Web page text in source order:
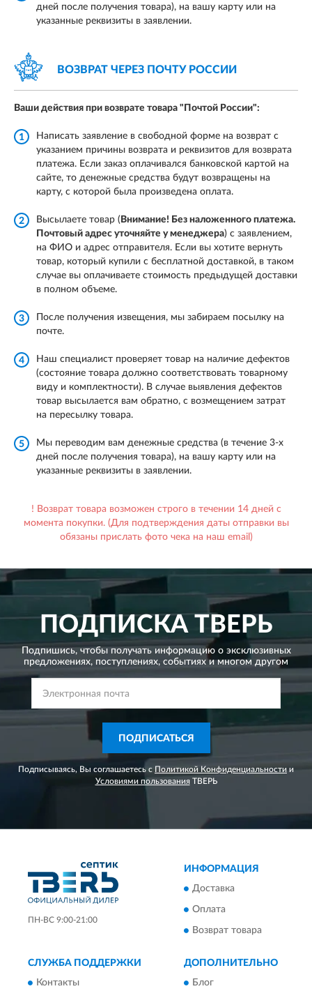
дней после получения товара), на вашу карту или на
указанные реквизиты в заявлении.
ВОЗВРАТ ЧЕРЕЗ ПОЧТУ РОССИИ
Ваши действия при возврате товара "Почтой России":
1
Написать заявление в свободной форме на возврат с
указанием причины возврата и реквизитов для возврата
платежа. Если заказ оплачивался банковской картой на
сайте, то денежные средства будут возвращены на
карту, с которой была произведена оплата.
2 Высылаете товар ( Внимание! Без наложенного платежа.
Почтовый адрес уточняйте у менеджера) с заявлением,
на ФИО и адрес отправителя. Если вы хотите вернуть
товар, который купили с бесплатной доставкой, в таком
случае вы оплачиваете стоимость предыдущей доставки
в полном объеме.
3
После получения извещения, мы забираем посылку на
почте.
4
Наш специалист проверяет товар на наличие дефектов
(состояние товара должно соответствовать товарному
виду и комплектности). В случае выявления дефектов
товар высылается вам обратно, с возмещением затрат
на пересылку товара.
5
Мы переводим вам денежные средства (в течение 3-х
дней после получения товара), на вашу карту или на
указанные реквизиты в заявлении.
! Возврат товара возможен строго в течении 14 дней с
момента покупки. (Для подтверждения даты отправки вы
обязаны прислать фото чека на наш email)
ПОДПИСКА ТВЕРЬ
Подпишись, чтобы получать информацию о эксклюзивных
предложениях, поступлениях, событиях и многом другом
ПОДПИСАТЬСЯ
Подписываясь, Вы соглашаетесь с Политикой Конфиденциальности и
Условиями пользованияТВЕРЬ
ПН-ВС 9:00-21:00
ИНФОРМАЦИЯ
Доставка
Оплата
Возврат товара
СЛУЖБА ПОДДЕРЖКИ
Контакты
ДОПОЛНИТЕЛЬНО
Блог